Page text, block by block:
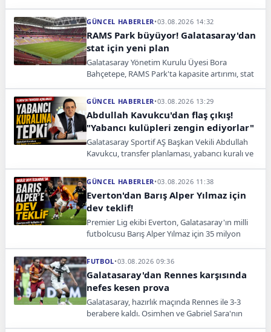
dönem hedefliyor.
GÜNCEL HABERLER•03.08.2026 14:32
RAMS Park büyüyor! Galatasaray'dan
stat için yeni plan
Galatasaray Yönetim Kurulu Üyesi Bora
Bahçetepe, RAMS Park'ta kapasite artırımı, stat
çeken açıklamalarda bulundu.
GÜNCEL HABERLER•03.08.2026 13:29
Abdullah Kavukcu'dan flaş çıkış!
"Yabancı kulüpleri zengin ediyorlar"
Galatasaray Sportif AŞ Başkan Vekili Abdullah
Kavukcu, transfer planlaması, yabancı kuralı ve
açıklamalar yaptı.
GÜNCEL HABERLER•03.08.2026 11:38
Everton'dan Barış Alper Yılmaz için
dev teklif!
Premier Lig ekibi Everton, Galatasaray'ın milli
futbolcusu Barış Alper Yılmaz için 35 milyon
FUTBOL•03.08.2026 09:36
Galatasaray'dan Rennes karşısında
nefes kesen prova
Galatasaray, hazırlık maçında Rennes ile 3-3
berabere kaldı. Osimhen ve Gabriel Sara'nın